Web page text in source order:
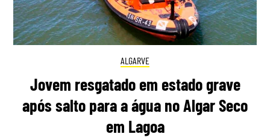
ALGARVE
Jovem resgatado em estado grave
após salto para a água no Algar Seco
em Lagoa